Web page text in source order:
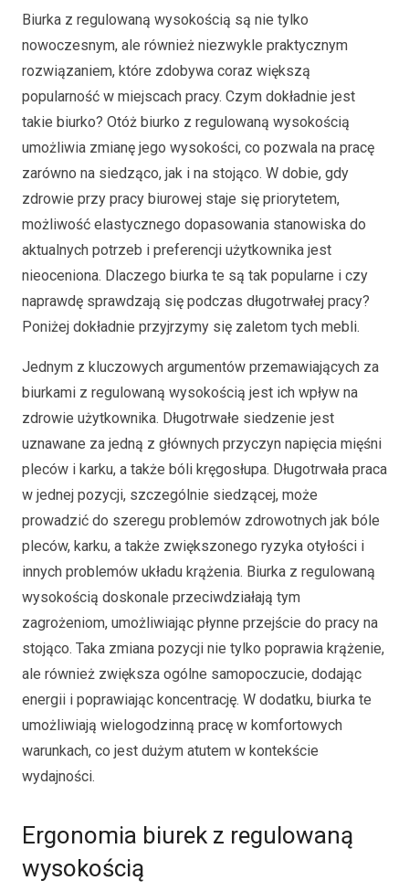
Biurka z regulowaną wysokością są nie tylko
nowoczesnym, ale również niezwykle praktycznym
rozwiązaniem, które zdobywa coraz większą
popularność w miejscach pracy. Czym dokładnie jest
takie biurko? Otóż biurko z regulowaną wysokością
umożliwia zmianę jego wysokości, co pozwala na pracę
zarówno na siedząco, jak i na stojąco. W dobie, gdy
zdrowie przy pracy biurowej staje się priorytetem,
możliwość elastycznego dopasowania stanowiska do
aktualnych potrzeb i preferencji użytkownika jest
nieoceniona. Dlaczego biurka te są tak popularne i czy
naprawdę sprawdzają się podczas długotrwałej pracy?
Poniżej dokładnie przyjrzymy się zaletom tych mebli.
Jednym z kluczowych argumentów przemawiających za
biurkami z regulowaną wysokością jest ich wpływ na
zdrowie użytkownika. Długotrwałe siedzenie jest
uznawane za jedną z głównych przyczyn napięcia mięśni
pleców i karku, a także bóli kręgosłupa. Długotrwała praca
w jednej pozycji, szczególnie siedzącej, może
prowadzić do szeregu problemów zdrowotnych jak bóle
pleców, karku, a także zwiększonego ryzyka otyłości i
innych problemów układu krążenia. Biurka z regulowaną
wysokością doskonale przeciwdziałają tym
zagrożeniom, umożliwiając płynne przejście do pracy na
stojąco. Taka zmiana pozycji nie tylko poprawia krążenie,
ale również zwiększa ogólne samopoczucie, dodając
energii i poprawiając koncentrację. W dodatku, biurka te
umożliwiają wielogodzinną pracę w komfortowych
warunkach, co jest dużym atutem w kontekście
wydajności.
Ergonomia biurek z regulowaną
wysokością